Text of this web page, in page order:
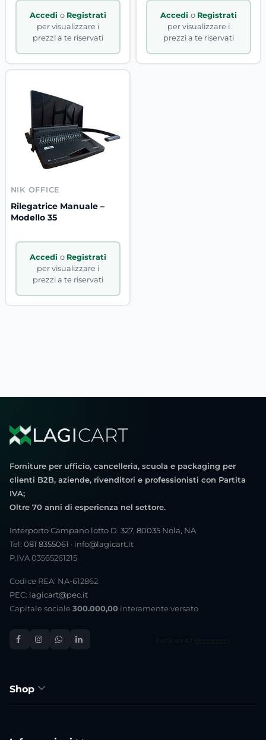
Accedi o Registrati
per visualizzare i
prezzi a te riservati
Accedi o Registrati
per visualizzare i
prezzi a te riservati
NIK OFFICE
Rilegatrice Manuale –
Modello 35
Accedi o Registrati
per visualizzare i
prezzi a te riservati
Forniture per ufficio, cancelleria, scuola e packaging per
clienti B2B, aziende, rivenditori e professionisti con Partita
IVA;
Oltre 70 anni di esperienza nel settore.
Interporto Campano lotto D. 327, 80035 Nola, NA
Tel: 081 8355061 · info@lagicart.it
P.IVA 03565261215
Codice REA: NA-612862
PEC: lagicart@pec.it
Capitale sociale 300.000,00 interamente versato
Shop